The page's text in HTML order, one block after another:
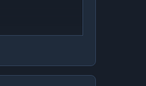
la imagen de